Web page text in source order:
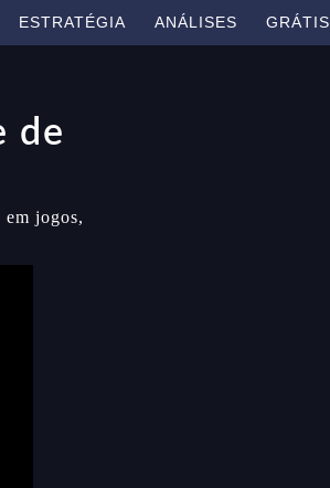
ESTRATÉGIA ANÁLISES GRÁTIS
de
em jogos,